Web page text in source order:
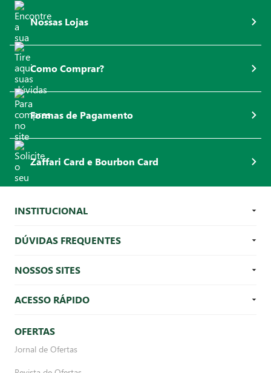
Nossas Lojas
Como Comprar?
Formas de Pagamento
Zaffari Card e Bourbon Card
INSTITUCIONAL
DÚVIDAS FREQUENTES
NOSSOS SITES
ACESSO RÁPIDO
OFERTAS
Jornal de Ofertas